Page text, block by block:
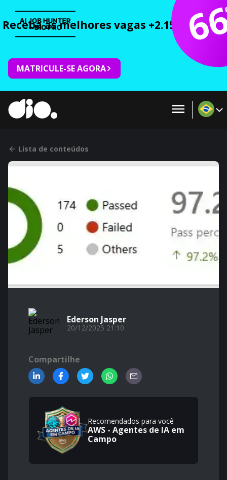
Receba as melhores vagas +2.150 cursos
MATRICULE-SE AGORA
Lista de conteúdos
Ederson Jasper
20/12/2025 21:10
Compartilhe
Recomendados para você
AWS - Agentes de IA em
Campo